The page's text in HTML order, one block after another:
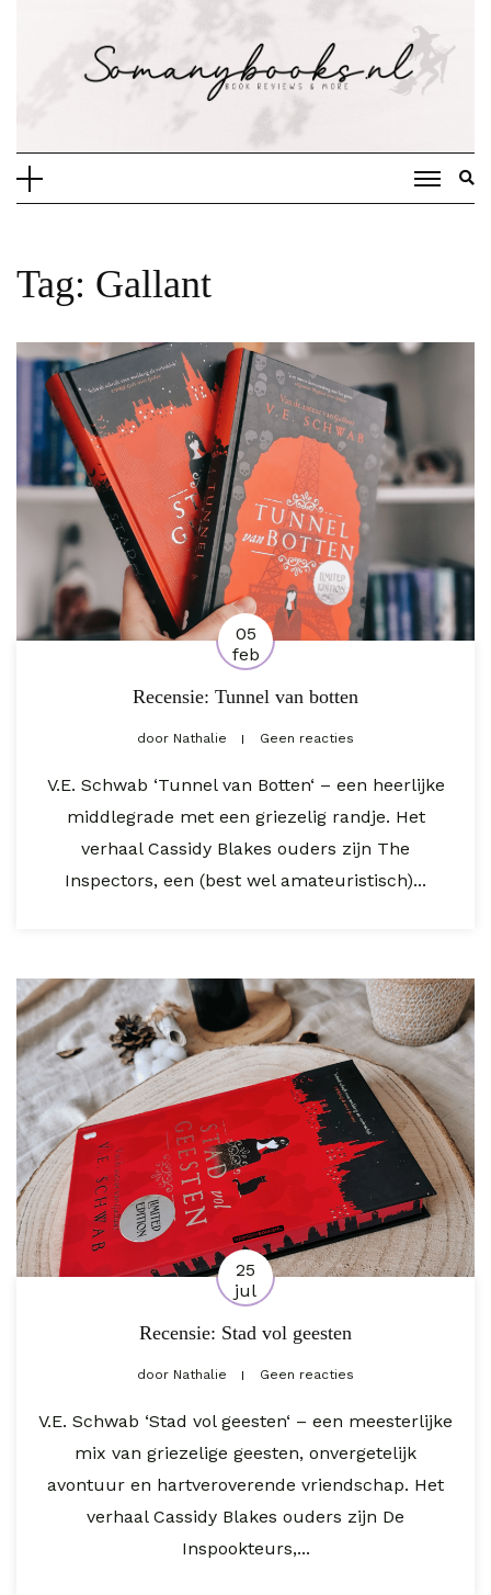
Tag: Gallant
05
feb
Recensie: Tunnel van botten
door Nathalie Geen reacties
V.E. Schwab ‘Tunnel van Botten‘ – een heerlijke
middlegrade met een griezelig randje. Het
verhaal Cassidy Blakes ouders zijn The
Inspectors, een (best wel amateuristisch)...
25
jul
Recensie: Stad vol geesten
door Nathalie Geen reacties
V.E. Schwab ‘Stad vol geesten‘ – een meesterlijke
mix van griezelige geesten, onvergetelijk
avontuur en hartveroverende vriendschap. Het
verhaal Cassidy Blakes ouders zijn De
Inspookteurs,...